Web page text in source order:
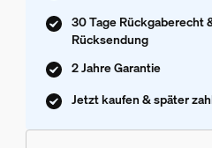
30 Tage Rückgaberecht
Rücksendung
2 Jahre Garantie
Jetzt kaufen & später